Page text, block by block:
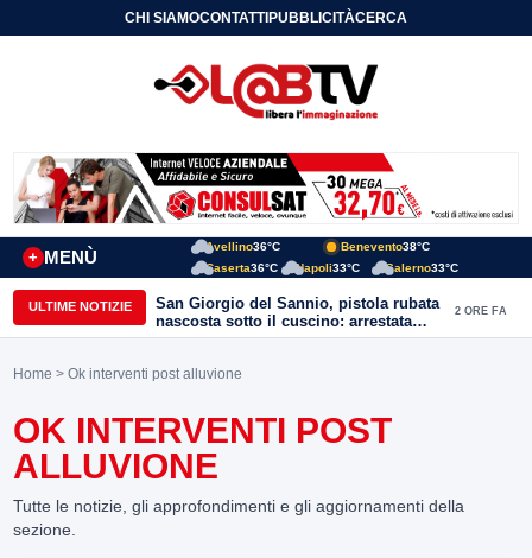
CHI SIAMOCONTATTIPUBBLICITÀCERCA
MENÙ
+
Avellino36°C Benevento38°C
Caserta36°C Napoli33°C Salerno33°C
ULTIME NOTIZIE
San Giorgio del Sannio, pistola rubata
nascosta sotto il cuscino: arrestata
51enne
2 ORE FA
Home > Ok interventi post alluvione
OK INTERVENTI POST
ALLUVIONE
Tutte le notizie, gli approfondimenti e gli aggiornamenti della
sezione.